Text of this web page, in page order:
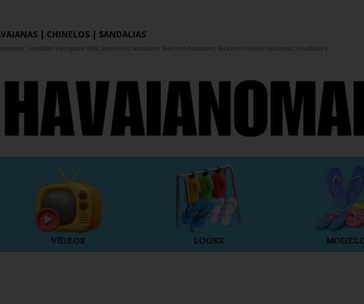
| CHINELOS | SANDÁLIAS
sandálias, alpargatas, tênis, acessórios, vestuários, look com havaianas, look com chinelos havaianas, novidades e
VÍDEOS LOOKS